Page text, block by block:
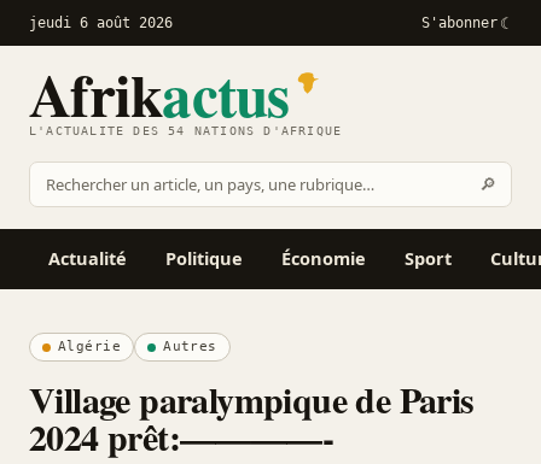
jeudi 6 août 2026 S'abonner
Afrikactus
L'ACTUALITÉ DES 54 NATIONS D'AFRIQUE
Rechercher
sur
Afrikactus
🔎
Actualité Politique Économie Sport
Algérie Autres
Village paralympique de Paris
2024 prêt:————-